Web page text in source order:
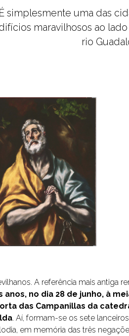
simplesmente uma das
maravilhosos ao
rio
A referência mais antiga
anos, no dia 28 de junho, à
das Campanillas da
. Aí, formam-se os sete
em memória das três